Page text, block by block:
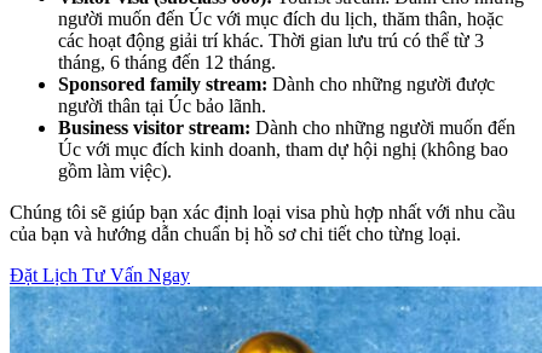
người muốn đến Úc với mục đích du lịch, thăm thân, hoặc
các hoạt động giải trí khác. Thời gian lưu trú có thể từ 3
tháng, 6 tháng đến 12 tháng.
Sponsored family stream: Dành cho những người được
người thân tại Úc bảo lãnh.
Business visitor stream: Dành cho những người muốn đến
Úc với mục đích kinh doanh, tham dự hội nghị (không bao
gồm làm việc).
Chúng tôi sẽ giúp bạn xác định loại visa phù hợp nhất với nhu cầu
của bạn và hướng dẫn chuẩn bị hồ sơ chi tiết cho từng loại.
Đặt Lịch Tư Vấn Ngay